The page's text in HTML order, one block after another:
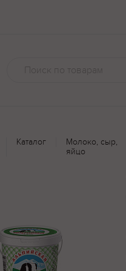
Каталог
Молоко, сыр,
яйцо